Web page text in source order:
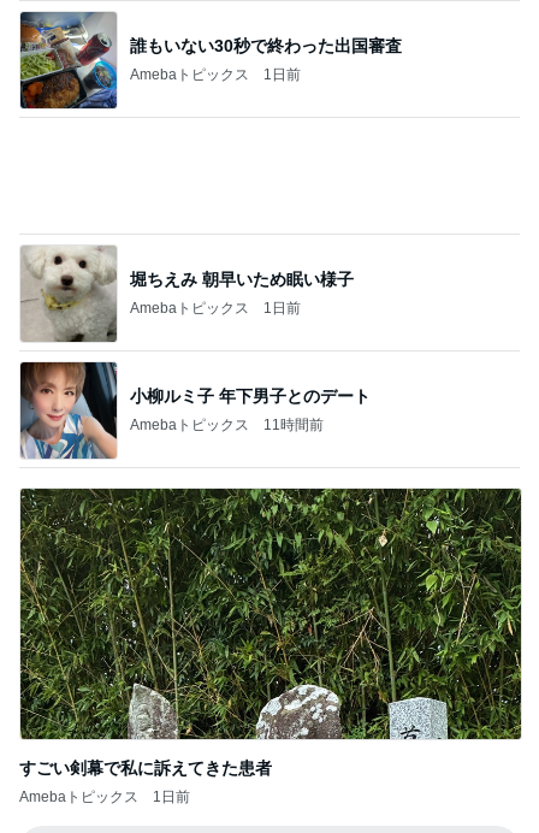
誰もいない30秒で終わった出国審査
Amebaトピックス 1日前
小柳ルミ子 年下男子とのデート
Amebaトピックス 11時間前
すごい剣幕で私に訴えてきた患者
Amebaトピックス 1日前
記事を読む